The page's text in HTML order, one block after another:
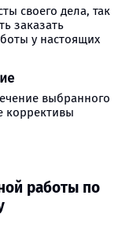
своего дела, так
заказать
у настоящих
выбранного
коррективы
работы по